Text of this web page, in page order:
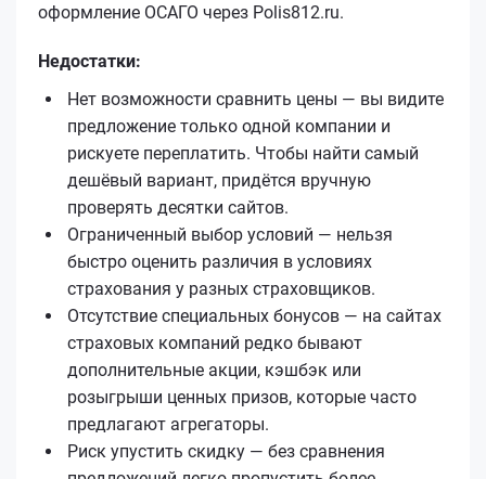
оформление ОСАГО через Polis812.ru.
Недостатки:
Нет возможности сравнить цены — вы видите
предложение только одной компании и
рискуете переплатить. Чтобы найти самый
дешёвый вариант, придётся вручную
проверять десятки сайтов.
Ограниченный выбор условий — нельзя
быстро оценить различия в условиях
страхования у разных страховщиков.
Отсутствие специальных бонусов — на сайтах
страховых компаний редко бывают
дополнительные акции, кэшбэк или
розыгрыши ценных призов, которые часто
предлагают агрегаторы.
Риск упустить скидку — без сравнения